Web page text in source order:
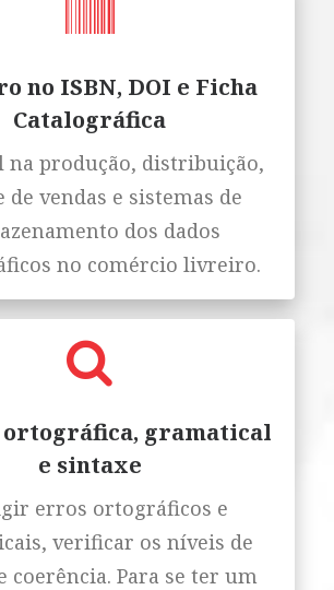
no ISBN, DOI e Ficha
Catalográfica
na produção, distribuição,
de vendas e sistemas de
dos dados
no comércio livreiro.
ortográfica, gramatical
e sintaxe
erros ortográficos e
verificar os níveis de
coerência. Para se ter um